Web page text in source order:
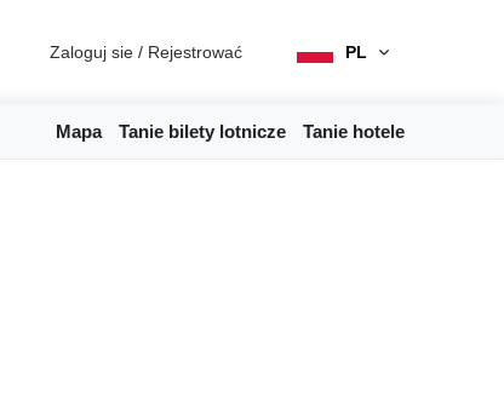
Zaloguj sie / Rejestrować PL
Mapa Tanie bilety lotnicze Tanie hotele